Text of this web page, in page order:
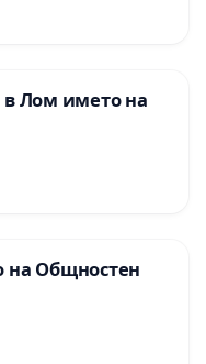
в Лом името на
на Общностен